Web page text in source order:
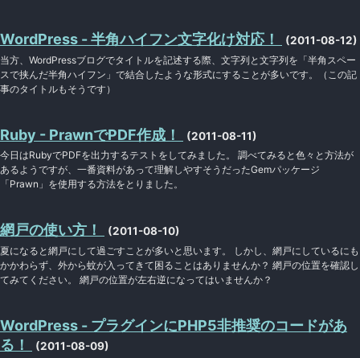
WordPress - 半角ハイフン文字化け対応！ (2011-08-12)
当方、WordPressブログでタイトルを記述する際、文字列と文字列を「半角スペー
スで挟んだ半角ハイフン」で結合したような形式にすることが多いです。（この記
事のタイトルもそうです）
Ruby - PrawnでPDF作成！ (2011-08-11)
今日はRubyでPDFを出力するテストをしてみました。 調べてみると色々と方法が
あるようですが、一番資料があって理解しやすそうだったGemパッケージ
「Prawn」を使用する方法をとりました。
網戸の使い方！ (2011-08-10)
夏になると網戸にして過ごすことが多いと思います。 しかし、網戸にしているにも
かかわらず、外から蚊が入ってきて困ることはありませんか？ 網戸の位置を確認し
てみてください。 網戸の位置が左右逆になってはいませんか？
WordPress - プラグインにPHP5非推奨のコードがあ
る！
(2011-08-09)